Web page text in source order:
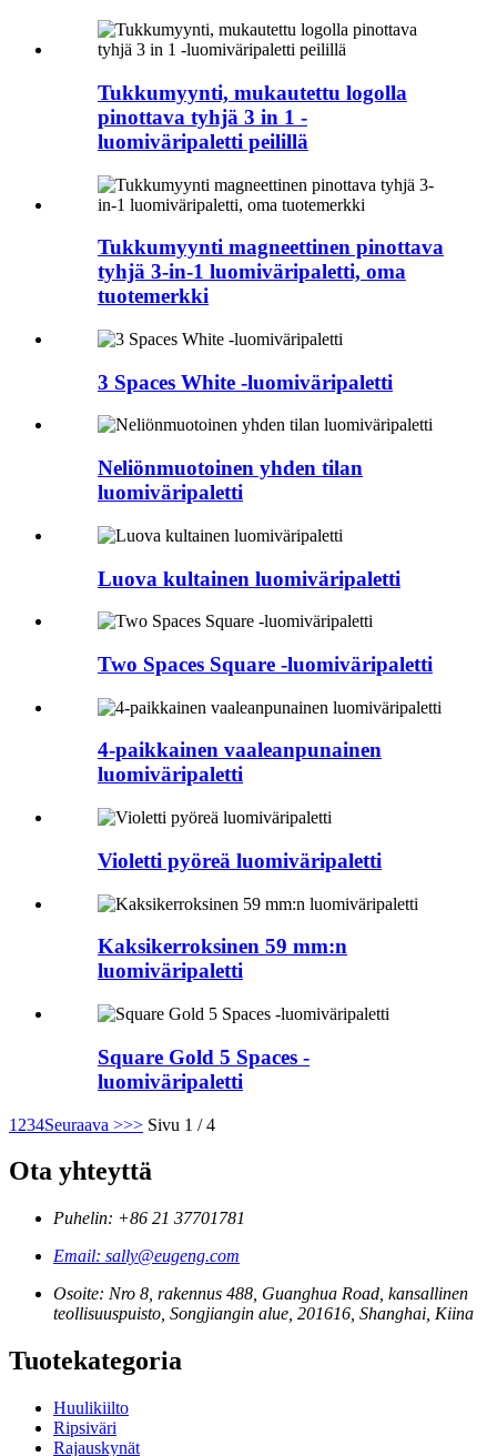
Tukkumyynti, mukautettu logolla
pinottava tyhjä 3 in 1 -
luomiväripaletti peilillä
Tukkumyynti magneettinen pinottava
tyhjä 3-in-1 luomiväripaletti, oma
tuotemerkki
3 Spaces White -luomiväripaletti
Neliönmuotoinen yhden tilan
luomiväripaletti
Luova kultainen luomiväripaletti
Two Spaces Square -luomiväripaletti
4-paikkainen vaaleanpunainen
luomiväripaletti
Violetti pyöreä luomiväripaletti
Kaksikerroksinen 59 mm:n
luomiväripaletti
Square Gold 5 Spaces -
luomiväripaletti
1 234Seuraava >>> Sivu 1 / 4
Ota yhteyttä
Puhelin: +86 21 37701781
Email: sally@eugeng.com
Osoite: Nro 8, rakennus 488, Guanghua Road, kansallinen
teollisuuspuisto, Songjiangin alue, 201616, Shanghai, Kiina
Tuotekategoria
Huulikiilto
Ripsiväri
Rajauskynät